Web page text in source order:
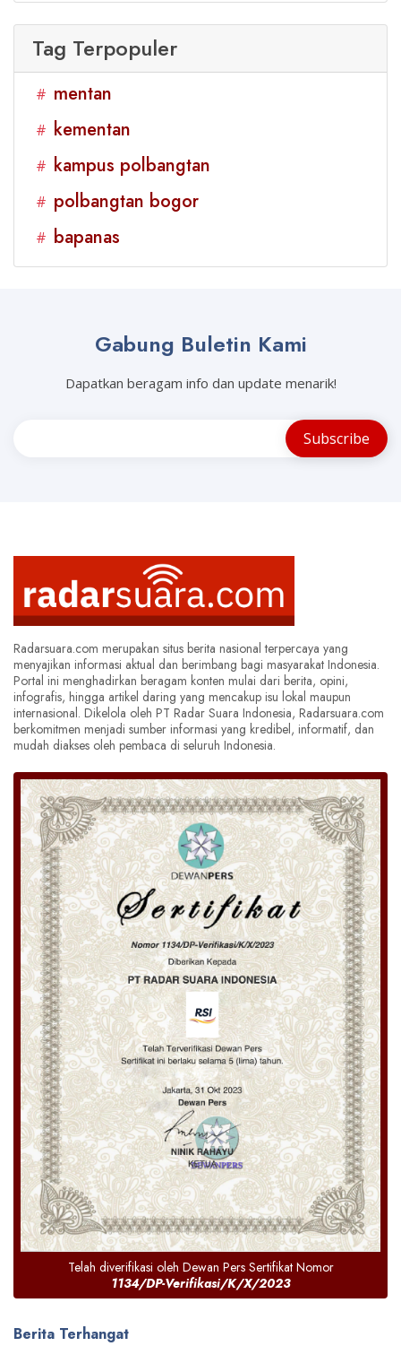
Tag Terpopuler
# mentan
# kementan
# kampus polbangtan
# polbangtan bogor
# bapanas
Gabung Buletin Kami
Dapatkan beragam info dan update menarik!
Radarsuara.com merupakan situs berita nasional terpercaya yang
menyajikan informasi aktual dan berimbang bagi masyarakat Indonesia.
Portal ini menghadirkan beragam konten mulai dari berita, opini,
infografis, hingga artikel daring yang mencakup isu lokal maupun
internasional. Dikelola oleh PT Radar Suara Indonesia, Radarsuara.com
berkomitmen menjadi sumber informasi yang kredibel, informatif, dan
mudah diakses oleh pembaca di seluruh Indonesia.
Telah diverifikasi oleh Dewan Pers Sertifikat Nomor
1134/DP-Verifikasi/K/X/2023
Berita Terhangat